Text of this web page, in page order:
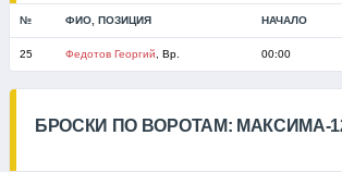
№ ФИО, ПОЗИЦИЯ НАЧАЛО
25 Федотов Георгий , Вр. 00:00
БРОСКИ ПО ВОРОТАМ: МАКСИМА-